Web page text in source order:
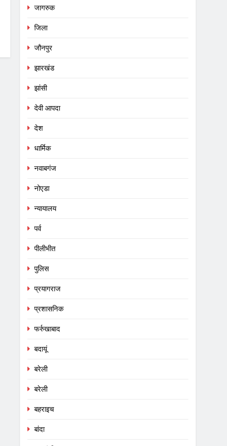
जागरुक
जिला
जौनपुर
झारखंड
झांसी
देवी आपदा
देश
धार्मिक
नवाबगंज
नोएडा
न्यायालय
पर्व
पीलीभीत
पुलिस
प्रयागराज
प्रशासनिक
फर्रुखाबाद
बदायूं
बरेली
बरेली
बहराइच
बांदा